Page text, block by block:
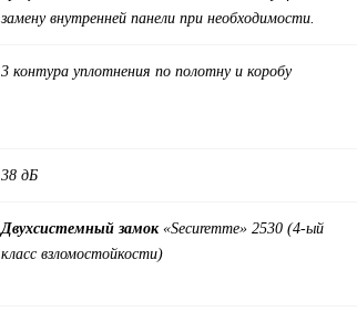
замену внутренней панели при необходимости.
3 контура уплотнения по полотну и коробу
38 дБ
Двухсистемный замок«Securemme» 2530 (4-ый
класс взломостойкости)